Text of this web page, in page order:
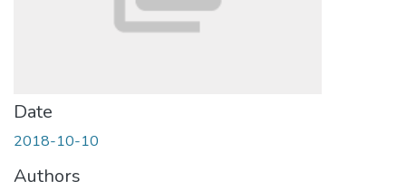
Date
2018-10-10
Authors